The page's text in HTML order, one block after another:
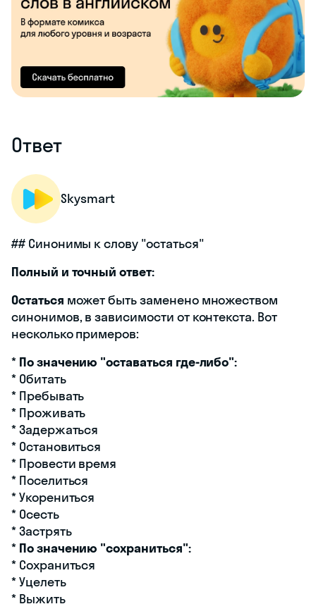
Ответ
Skysmart
## Синонимы к слову "остаться"
Полный и точный ответ:
Остаться может быть заменено множеством
синонимов, в зависимости от контекста. Вот
несколько примеров:
* По значению "оставаться где-либо":
* Обитать
* Пребывать
* Проживать
* Задержаться
* Остановиться
* Провести время
* Поселиться
* Укорениться
* Осесть
* Застрять
* По значению "сохраниться":
* Сохраниться
* Уцелеть
* Выжить